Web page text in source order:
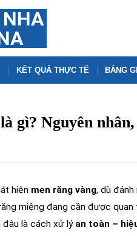
KẾT QUẢ THỰC TẾ BẢNG
gì? Nguyên
hiện men răng vàng, dù
miệng đang cần được
đâu là cách xử lý an toàn –